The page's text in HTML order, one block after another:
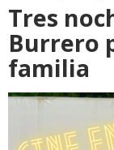
Tres
Burrero
familia